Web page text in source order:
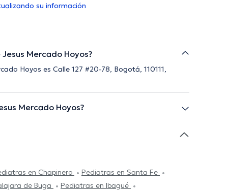
su información
Mercado Hoyos?
Hoyos es Calle 127 #20-78, Bogotá, 110111,
Mercado Hoyos?
en Chapinero
Pediatras en Santa Fe
de Buga
Pediatras en Ibagué